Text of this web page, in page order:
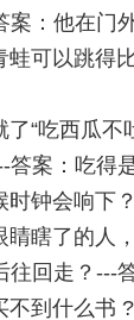
案：他在门
蛙可以跳得
“吃西瓜不
答案：吃得
时钟会响下
睛瞎了的人
回走？---
不到什么书